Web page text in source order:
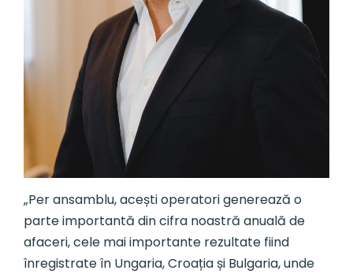
„Per ansamblu, acești operatori generează o
parte importantă din cifra noastră anuală de
afaceri, cele mai importante rezultate fiind
înregistrate în Ungaria, Croația și Bulgaria, unde